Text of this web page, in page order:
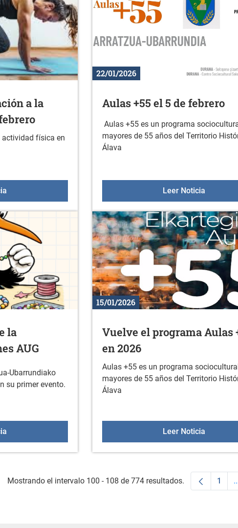
a la
actividad física en
Sesiones de orientación a la actividad física en febrero
22/01/2026
Aulas +55 el 5 de febrero
Aulas +55 es un programa
mayores de 55 años del Territorio
Álava
Leer Noticia
la
AUG
Ubarrundiako
su primer evento.
Taller de collares de la asociación de jóvenes AUG
15/01/2026
Vuelve el programa Aulas
en 2026
Aulas +55 es un programa
mayores de 55 años del Territorio
Álava
Leer Noticia
Mostrando el intervalo 100 - 108 de 774 resultados. 1